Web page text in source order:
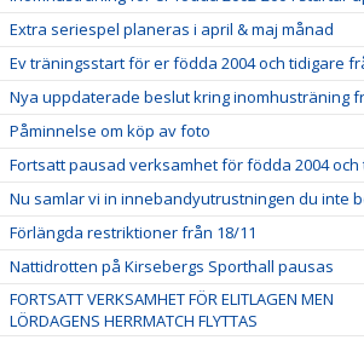
Extra seriespel planeras i april & maj månad
Ev träningsstart för er födda 2004 och tidigare
Nya uppdaterade beslut kring inomhusträning
Påminnelse om köp av foto
Fortsatt pausad verksamhet för födda 2004 och
Nu samlar vi in innebandyutrustningen du inte
Förlängda restriktioner från 18/11
Nattidrotten på Kirsebergs Sporthall pausas
FORTSATT VERKSAMHET FÖR ELITLAGEN MEN
LÖRDAGENS HERRMATCH FLYTTAS